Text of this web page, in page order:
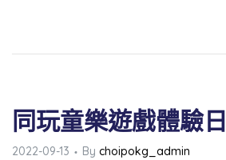
同玩童樂遊戲體驗日
2022-09-13 By choipokg_admin